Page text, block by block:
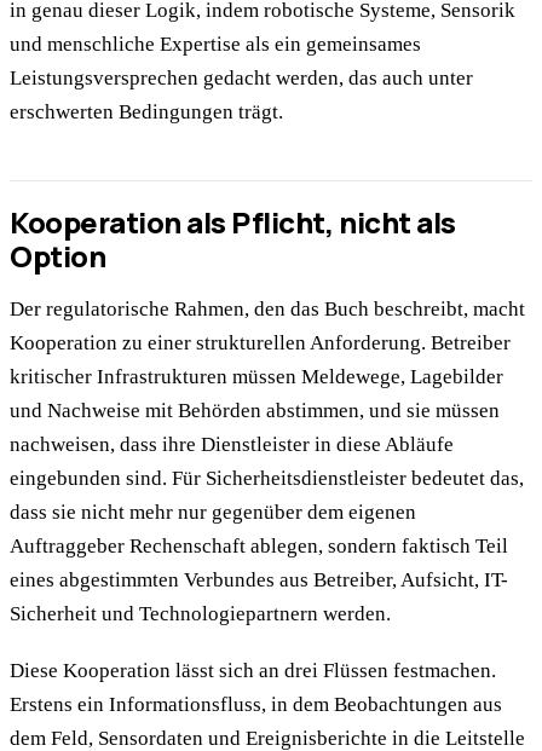
in genau dieser Logik, indem robotische Systeme, Sensorik
und menschliche Expertise als ein gemeinsames
Leistungsversprechen gedacht werden, das auch unter
erschwerten Bedingungen trägt.
Kooperation als Pflicht, nicht als
Option
Der regulatorische Rahmen, den das Buch beschreibt, macht
Kooperation zu einer strukturellen Anforderung. Betreiber
kritischer Infrastrukturen müssen Meldewege, Lagebilder
und Nachweise mit Behörden abstimmen, und sie müssen
nachweisen, dass ihre Dienstleister in diese Abläufe
eingebunden sind. Für Sicherheitsdienstleister bedeutet das,
dass sie nicht mehr nur gegenüber dem eigenen
Auftraggeber Rechenschaft ablegen, sondern faktisch Teil
eines abgestimmten Verbundes aus Betreiber, Aufsicht, IT-
Sicherheit und Technologiepartnern werden.
Diese Kooperation lässt sich an drei Flüssen festmachen.
Erstens ein Informationsfluss, in dem Beobachtungen aus
dem Feld, Sensordaten und Ereignisberichte in die Leitstelle